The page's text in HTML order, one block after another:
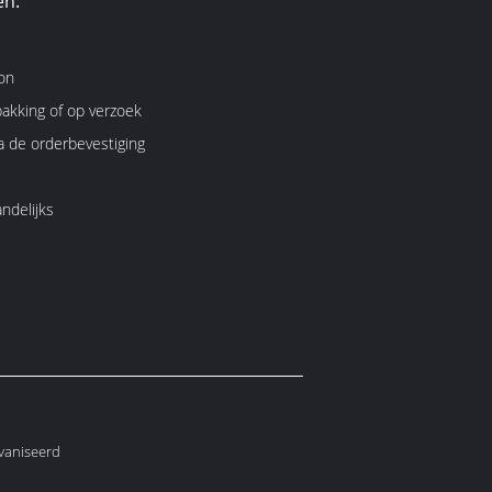
of op verzoek
de orderbevestiging